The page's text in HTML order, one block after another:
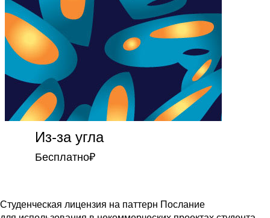
Из-за угла
Бесплатно₽
Студенческая лицензия на паттерн Послание